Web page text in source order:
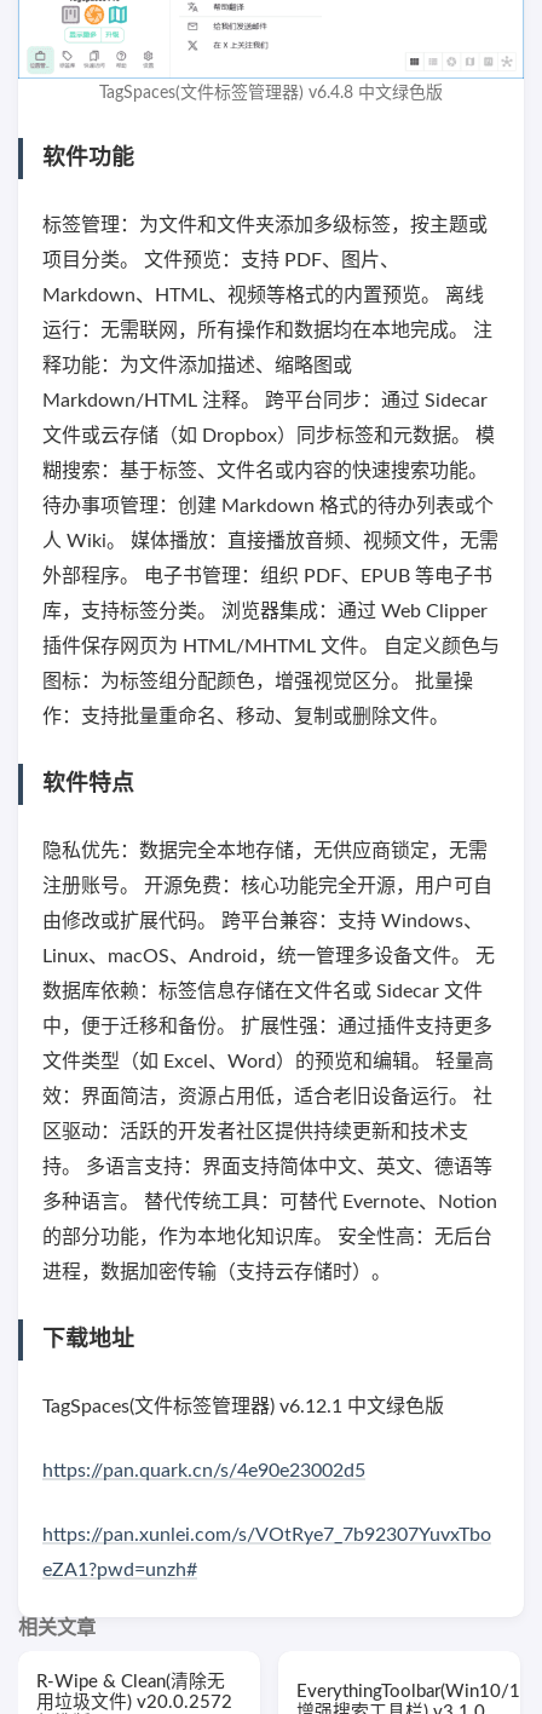
TagSpaces(文件标签管理器) v6.4.8 中文绿色版
软件功能
标签管理：为文件和文件夹添加多级标签，按主题或
项目分类。 文件预览：支持 PDF、图片、
Markdown、HTML、视频等格式的内置预览。 离线
运行：无需联网，所有操作和数据均在本地完成。 注
释功能：为文件添加描述、缩略图或
Markdown/HTML 注释。 跨平台同步：通过 Sidecar
文件或云存储（如 Dropbox）同步标签和元数据。 模
糊搜索：基于标签、文件名或内容的快速搜索功能。
待办事项管理：创建 Markdown 格式的待办列表或个
人 Wiki。 媒体播放：直接播放音频、视频文件，无需
外部程序。 电子书管理：组织 PDF、EPUB 等电子书
库，支持标签分类。 浏览器集成：通过 Web Clipper
插件保存网页为 HTML/MHTML 文件。 自定义颜色与
图标：为标签组分配颜色，增强视觉区分。 批量操
作：支持批量重命名、移动、复制或删除文件。
软件特点
隐私优先：数据完全本地存储，无供应商锁定，无需
注册账号。 开源免费：核心功能完全开源，用户可自
由修改或扩展代码。 跨平台兼容：支持 Windows、
Linux、macOS、Android，统一管理多设备文件。 无
数据库依赖：标签信息存储在文件名或 Sidecar 文件
中，便于迁移和备份。 扩展性强：通过插件支持更多
文件类型（如 Excel、Word）的预览和编辑。 轻量高
效：界面简洁，资源占用低，适合老旧设备运行。 社
区驱动：活跃的开发者社区提供持续更新和技术支
持。 多语言支持：界面支持简体中文、英文、德语等
多种语言。 替代传统工具：可替代 Evernote、Notion
的部分功能，作为本地化知识库。 安全性高：无后台
进程，数据加密传输（支持云存储时）。
下载地址
TagSpaces(文件标签管理器) v6.12.1 中文绿色版
https://pan.quark.cn/s/4e90e23002d5
https://pan.xunlei.com/s/VOtRye7_7b92307YuvxTbo
eZA1?pwd=unzh#
相关文章
R-Wipe & Clean(清除无
用垃圾文件) v20.0.2572
EverythingToolbar(Win10/11